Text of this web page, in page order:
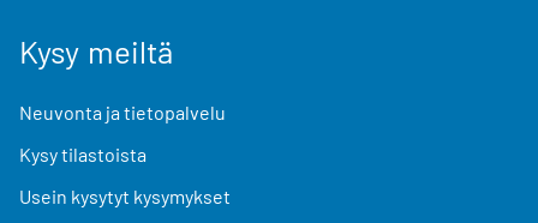
Kysy meiltä
Neuvonta ja tietopalvelu
Kysy tilastoista
Usein kysytyt kysymykset